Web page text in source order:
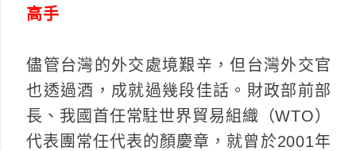
高手
儘管台灣的外交處境艱辛，但台灣外交官
也透過酒，成就過幾段佳話。財政部前部
長、我國首任常駐世界貿易組織（WTO）
代表團常任代表的顏慶章，就曾於2001年